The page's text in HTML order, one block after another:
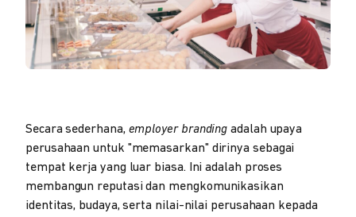
Secara sederhana, employer branding adalah upaya
perusahaan untuk "memasarkan" dirinya sebagai
tempat kerja yang luar biasa. Ini adalah proses
membangun reputasi dan mengkomunikasikan
identitas, budaya, serta nilai-nilai perusahaan kepada